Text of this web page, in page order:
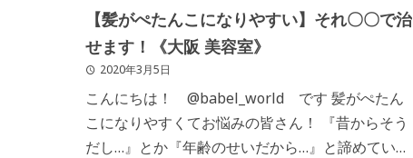
【髪がぺたんこになりやすい】それ〇〇で治
せます！《大阪 美容室》
2020年3月5日
こんにちは！ @babel_world です 髪がぺたん
こになりやすくてお悩みの皆さん！ 『昔からそう
だし…』とか『年齢のせいだから…』と諦めていま